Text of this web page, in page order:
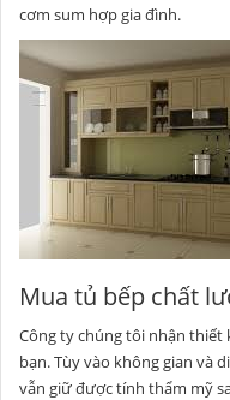
cơm sum hợp gia đình.
Mua tủ bếp chất
Công ty chúng tôi nhận thiết
bạn. Tùy vào không gian và
vẫn giữ được tính thẩm mỹ